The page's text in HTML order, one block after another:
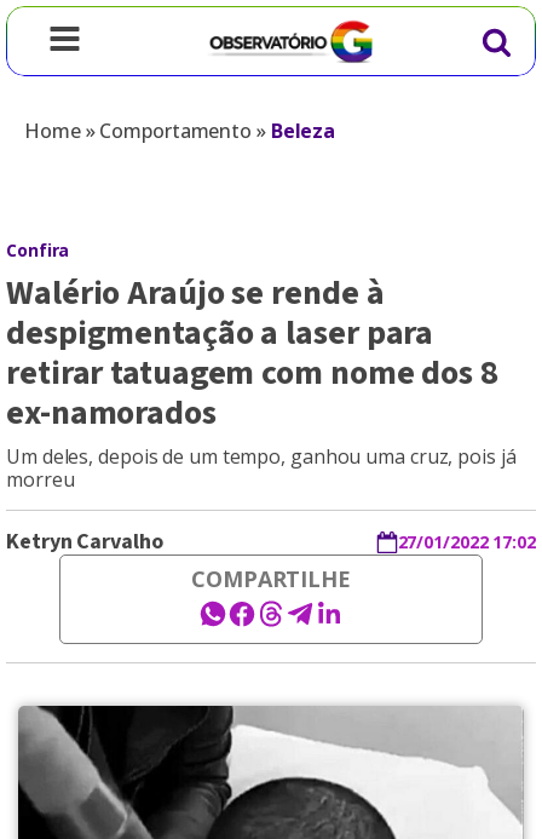
Home»Comportamento » Beleza
Confira
Walério Araújo se rende à
despigmentação a laser para
retirar tatuagem com nome dos 8
ex-namorados
Um deles, depois de um tempo, ganhou uma cruz, pois já
morreu
Ketryn Carvalho 27/01/2022 17:02
COMPARTILHE